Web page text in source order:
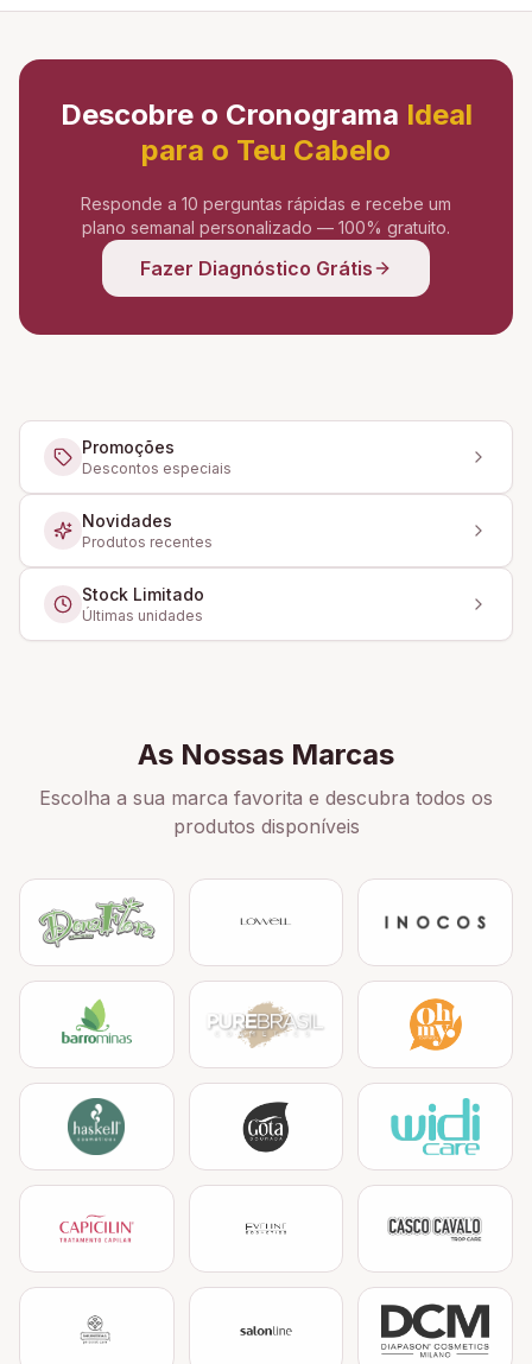
Descobre o Cronograma Ideal
para o Teu Cabelo
Responde a 10 perguntas rápidas e recebe um
plano semanal personalizado — 100% gratuito.
Fazer Diagnóstico Grátis
Promoções
Descontos especiais
Novidades
Produtos recentes
Stock Limitado
Últimas unidades
As Nossas Marcas
Escolha a sua marca favorita e descubra todos os
produtos disponíveis